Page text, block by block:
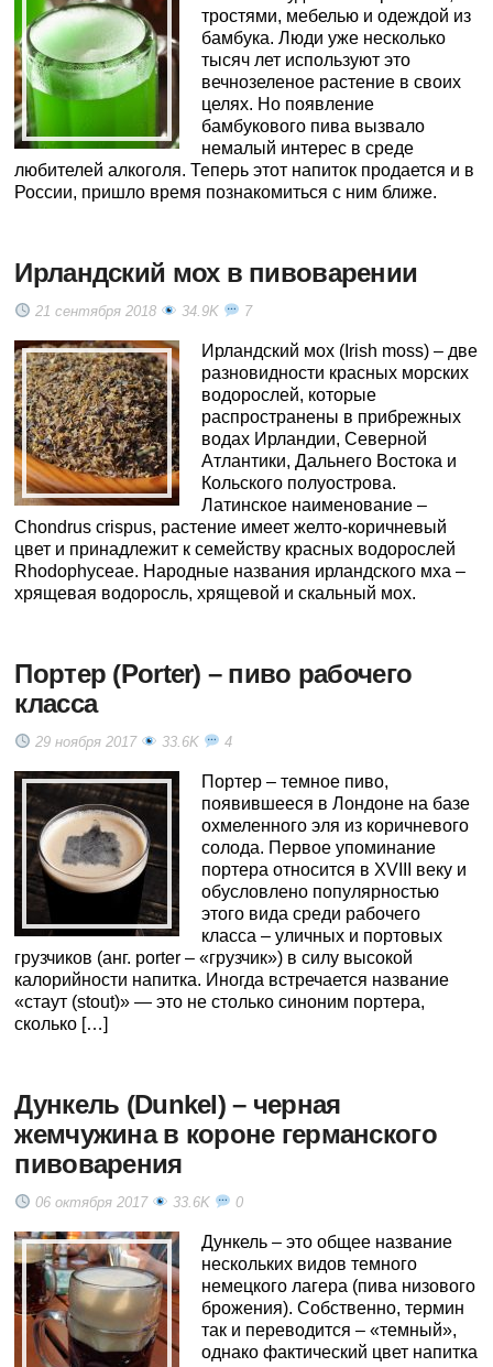
тростями, мебелью и одеждой из
бамбука. Люди уже несколько
тысяч лет используют это
вечнозеленое растение в своих
целях. Но появление
бамбукового пива вызвало
немалый интерес в среде
любителей алкоголя. Теперь этот напиток продается и в
России, пришло время познакомиться с ним ближе.
Ирландский мох в пивоварении
21 сентября 2018 34.9K 7
Ирландский мох (Irish moss) – две
разновидности красных морских
водорослей, которые
распространены в прибрежных
водах Ирландии, Северной
Атлантики, Дальнего Востока и
Кольского полуострова.
Латинское наименование –
Chondrus crispus, растение имеет желто-коричневый
цвет и принадлежит к семейству красных водорослей
Rhodophyceae. Народные названия ирландского мха –
хрящевая водоросль, хрящевой и скальный мох.
Портер (Porter) – пиво рабочего
класса
29 ноября 2017 33.6K 4
Портер – темное пиво,
появившееся в Лондоне на базе
охмеленного эля из коричневого
солода. Первое упоминание
портера относится в XVIII веку и
обусловлено популярностью
этого вида среди рабочего
класса – уличных и портовых
грузчиков (анг. porter – «грузчик») в силу высокой
калорийности напитка. Иногда встречается название
«стаут (stout)» — это не столько синоним портера,
сколько […]
Дункель (Dunkel) – черная
жемчужина в короне германского
пивоварения
06 октября 2017 33.6K 0
Дункель – это общее название
нескольких видов темного
немецкого лагера (пива низового
брожения). Собственно, термин
так и переводится – «темный»,
однако фактический цвет напитка